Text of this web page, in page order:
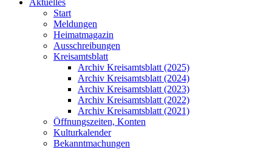
Aktuelles
Start
Meldungen
Heimatmagazin
Ausschreibungen
Kreisamtsblatt
Archiv Kreisamtsblatt (2025)
Archiv Kreisamtsblatt (2024)
Archiv Kreisamtsblatt (2023)
Archiv Kreisamtsblatt (2022)
Archiv Kreisamtsblatt (2021)
Öffnungszeiten, Konten
Kulturkalender
Bekanntmachungen